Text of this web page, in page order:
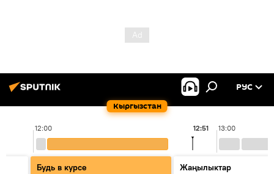
Кыргызстан
РУС
12:00 13:00
12:51
Будь в курсе
Жаңылыктар